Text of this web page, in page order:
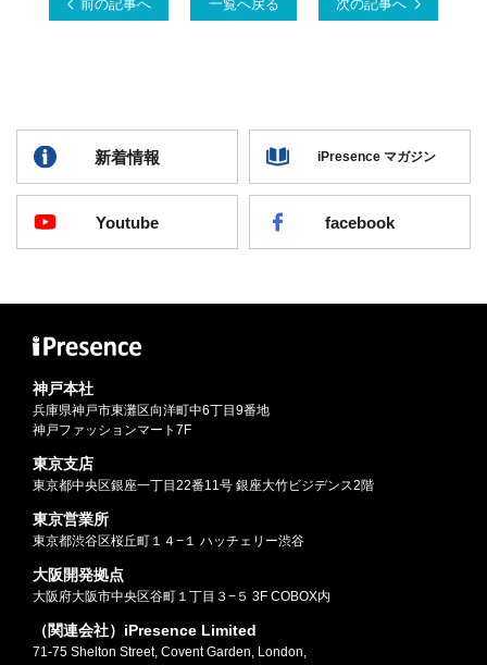
前の記事へ 一覧へ戻る 次の記事へ
新着情報 iPresence マガジン
Youtube facebook
神戸本社
兵庫県神戸市東灘区向洋町中6丁目9番地
神戸ファッションマート7F
東京支店
東京都中央区銀座一丁目22番11号 銀座大竹ビジデンス2階
東京営業所
東京都渋谷区桜丘町１４−１ ハッチェリー渋谷
大阪開発拠点
大阪府大阪市中央区谷町１丁目３−５ 3F COBOX内
（関連会社）iPresence Limited
71-75 Shelton Street, Covent Garden, London,